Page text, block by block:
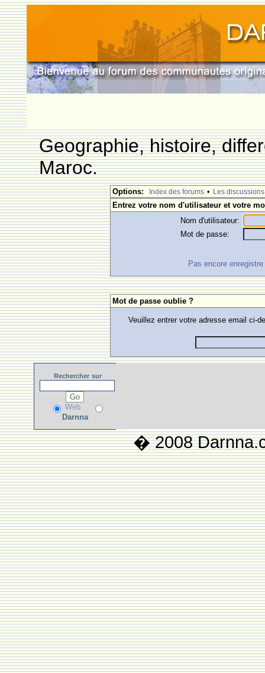
Geographie, histoire,
Maroc.
Options: Index des forums • Les discussions
Entrez votre nom d'utilisateur et votre
Nom d'utilisateur:
Mot de passe:
Pas encore
Mot de passe oublie ?
Veuillez entrer votre adresse email ci-
Rechercher sur
Web
Darnna
� 2008